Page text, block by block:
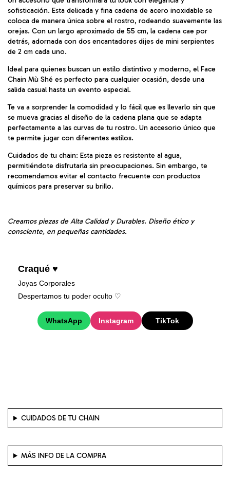
sofisticación. Esta delicada y fina cadena de acero inoxidable se
coloca de manera única sobre el rostro, rodeando suavemente las
orejas. Con un largo aproximado de 55 cm, la cadena cae por
detrás, adornada con dos encantadores dijes de mini serpientes
de 2 cm cada uno.
Ideal para quienes buscan un estilo distintivo y moderno, el Face
Chain Mù Shé es perfecto para cualquier ocasión, desde una
salida casual hasta un evento especial.
Te va a sorprender la comodidad y lo fácil que es llevarlo sin que
se mueva gracias al diseño de la cadena plana que se adapta
perfectamente a las curvas de tu rostro. Un accesorio único que
te permite jugar con diferentes estilos.
Cuidados de tu chain: Esta pieza es resistente al agua,
permitiéndote disfrutarla sin preocupaciones. Sin embargo, te
recomendamos evitar el contacto frecuente con productos
químicos para preservar su brillo.
Creamos piezas de Alta Calidad y Durables. Diseño ético y
consciente, en pequeñas cantidades.
Craqué ♥
Joyas Corporales
Despertamos tu poder oculto ♡︎
WhatsApp Instagram TikTok
CUIDADOS DE TU CHAIN
MÁS INFO DE LA COMPRA